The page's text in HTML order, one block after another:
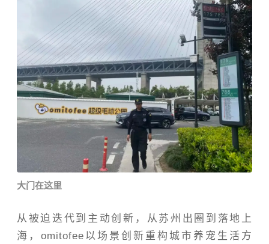
大门在这里
从被迫迭代到主动创新，从苏州出圈到落地上
海，omitofee以场景创新重构城市养宠生活方